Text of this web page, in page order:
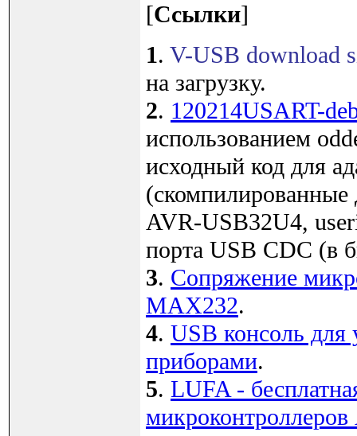
[Ссылки]
1. V-USB download
на загрузку.
2. 120214USART-
использованием
исходный код для
AVR-USB32U4,
порта USB CDC (в
3. Сопряжение
MAX232.
4. USB консоль для
приборами.
5. LUFA -